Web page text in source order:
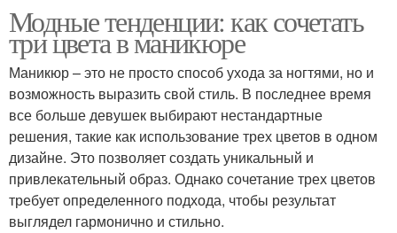
Модные тенденции: как сочетать
три цвета в маникюре
Маникюр – это не просто способ ухода за ногтями, но и
возможность выразить свой стиль. В последнее время
все больше девушек выбирают нестандартные
решения, такие как использование трех цветов в одном
дизайне. Это позволяет создать уникальный и
привлекательный образ. Однако сочетание трех цветов
требует определенного подхода, чтобы результат
выглядел гармонично и стильно.